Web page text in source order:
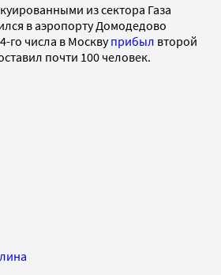
из сектора Газа
в аэропорту Домодедово
го числа в Москвуприбыл второй
почти 100 человек.